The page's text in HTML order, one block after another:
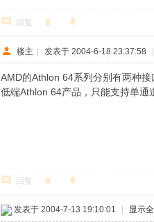
回复
楼主 | 发表于 2004-6-18 23:37:58 |
AMD的Athlon 64系列分别有两种
低端Athlon 64产品，只能支持单
回复
发表于 2004-7-13 19:10:01 显示